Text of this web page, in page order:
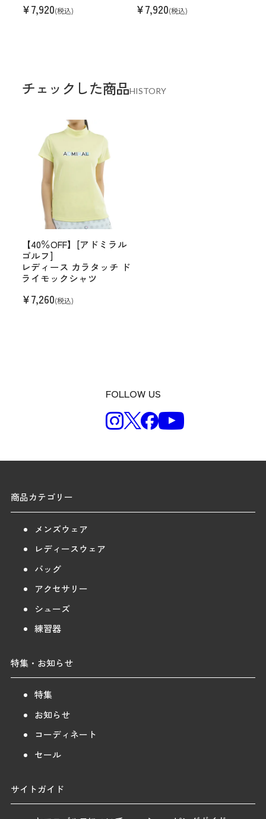
¥7,920(税込) ¥7,920(税込)
チェックした商品HISTORY
【40％OFF】[アドミラル
ゴルフ]
レディース カラタッチ ド
ライモックシャツ
¥7,260(税込)
FOLLOW US
商品カテゴリー
メンズウェア
レディースウェア
バッグ
アクセサリー
シューズ
練習器
特集・お知らせ
特集
お知らせ
コーディネート
セール
サイトガイド